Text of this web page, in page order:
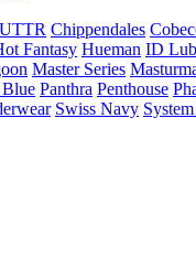
Chippendales
Fantasy Hueman ID
Master Series
Panthra Penthouse
Swiss Navy